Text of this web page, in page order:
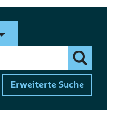
Finden
Erweiterte Suche